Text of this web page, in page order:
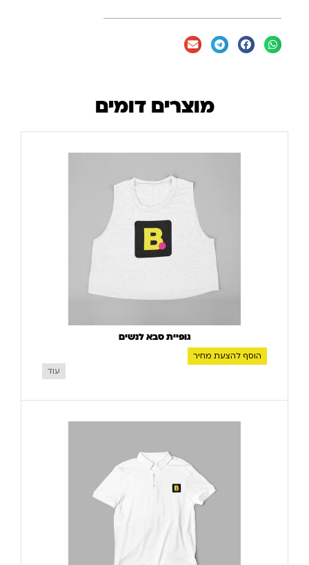
מוצרים דומים
גופיית סבא לנשים
הוסף להצעת מחיר
עוד